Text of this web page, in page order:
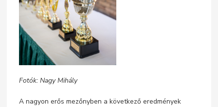
Fotók: Nagy Mihály
A nagyon erős mezőnyben a következő eredmények